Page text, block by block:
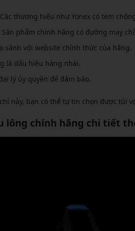
thương hiệu như Yonex có tem
phẩm chính hãng có đường may
sánh với website chính thức của hãng.
là dấu hiệu hàng nhái.
lý ủy quyền để đảm bảo.
này, bạn có thể tự tin chọn được túi
lông chính hãng chi tiết